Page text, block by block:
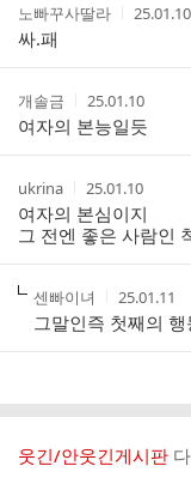
작
성
자
노빠꾸사딸라
작
간
25.01.10
싸.패
작
성
자
개솔금
작
성
시
간
25.01.10
여자의 본능일듯
작
성
자
ukrina
작
성
시
간
25.01.10
여자의 본심이지
그 전엔 좋은 사람인
작
성
자
센빠이녀
작
성
시
간
25.01.11
그말인즉 첫째의
웃긴/안웃긴게시판